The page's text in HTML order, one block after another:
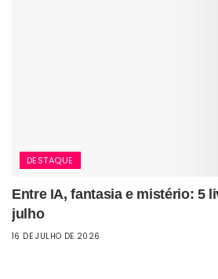
DESTAQUE
Entre IA, fantasia e mistério: 5
julho
16 DE JULHO DE 2026